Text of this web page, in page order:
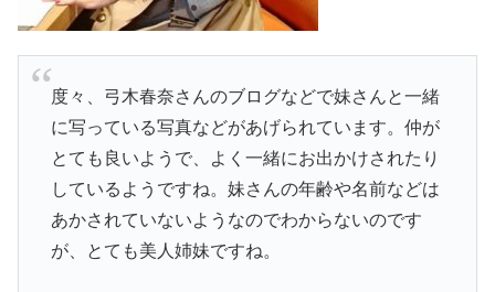
度々、弓木春奈さんのブログなどで妹さんと一緒
に写っている写真などがあげられています。仲が
とても良いようで、よく一緒にお出かけされたり
しているようですね。妹さんの年齢や名前などは
あかされていないようなのでわからないのです
が、とても美人姉妹ですね。